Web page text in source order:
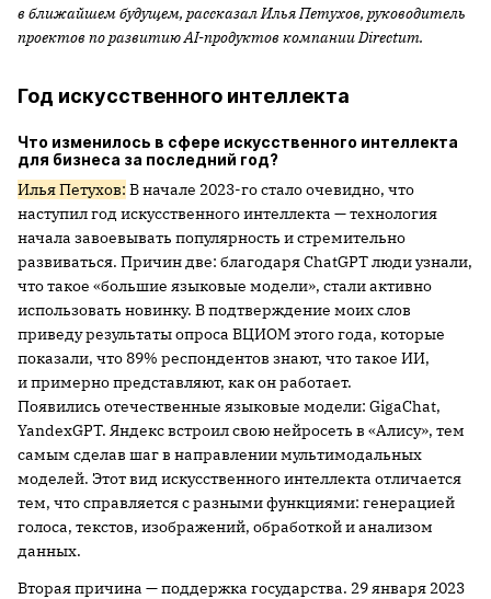
в ближайшем будущем, рассказал Илья Петухов, руководитель
проектов по развитию AI-продуктов компании Directum.
Год искусственного интеллекта
Что изменилось в сфере искусственного интеллекта
для бизнеса за последний год?
Илья Петухов: В начале 2023-го стало очевидно, что
наступил год искусственного интеллекта — технология
начала завоевывать популярность и стремительно
развиваться. Причин две: благодаря ChatGPT люди узнали,
что такое «большие языковые модели», стали активно
использовать новинку. В подтверждение моих слов
приведу результаты опроса ВЦИОМ этого года, которые
показали, что 89% респондентов знают, что такое ИИ,
и примерно представляют, как он работает.
Появились отечественные языковые модели: GigaChat,
YandexGPT. Яндекс встроил свою нейросеть в «Алису», тем
самым сделав шаг в направлении мультимодальных
моделей. Этот вид искусственного интеллекта отличается
тем, что справляется с разными функциями: генерацией
голоса, текстов, изображений, обработкой и анализом
данных.
Вторая причина — поддержка государства. 29 января 2023